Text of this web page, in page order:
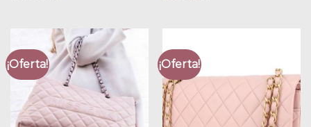
¡Oferta! ¡Oferta!